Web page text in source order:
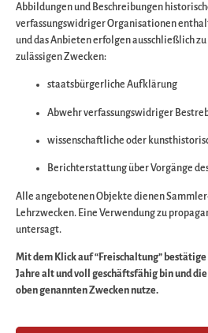
bitte
Wir
schauen
wieder
Abbildungen und Beschreibungen
verfassungswidriger Organisationen
und das Anbieten erfolgen ausschließlich
zulässigen Zwecken:
staatsbürgerliche Aufklärung
Abwehr verfassungswidriger
wissenschaftliche oder
Berichterstattung über Vorgänge
Alle angebotenen Objekte dienen
Lehrzwecken. Eine Verwendung zu
untersagt.
Mit dem Klick auf “Freischaltung” bestätige
Jahre alt und voll geschäftsfähig bin und
oben genannten Zwecken nutze.